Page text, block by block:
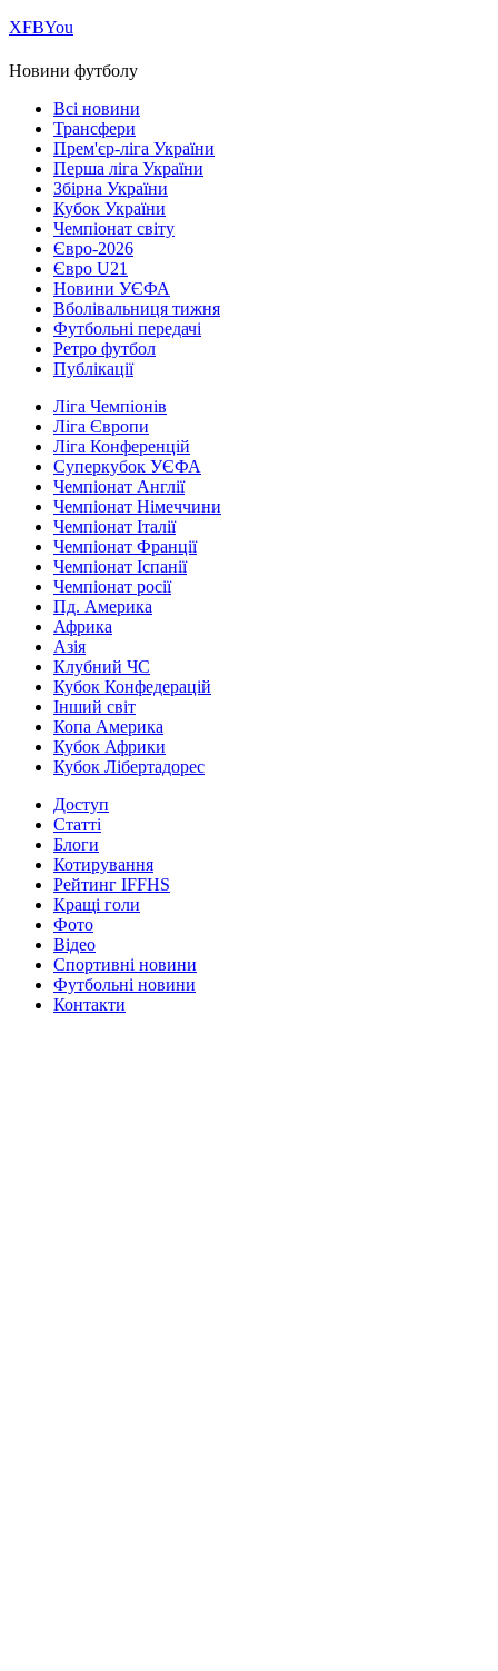
ХFBYou
Новини футболу
Всі новини
Трансфери
Прем'єр-ліга України
Перша ліга України
Збірна України
Кубок України
Чемпіонат світу
Євро-2026
Євро U21
Новини УЄФА
Вболівальниця тижня
Футбольні передачі
Ретро футбол
Публікації
Ліга Чемпіонів
Ліга Європи
Ліга Конференцій
Суперкубок УЄФА
Чемпіонат Англії
Чемпіонат Німеччини
Чемпіонат Італії
Чемпіонат Франції
Чемпіонат Іспанії
Чемпіонат росії
Пд. Америка
Африка
Азія
Клубний ЧС
Кубок Конфедерацій
Інший світ
Копа Америка
Кубок Африки
Кубок Лібертадорес
Доступ
Статті
Блоги
Котирування
Рейтинг IFFHS
Кращі голи
Фото
Відео
Спортивні новини
Футбольні новини
Контакти